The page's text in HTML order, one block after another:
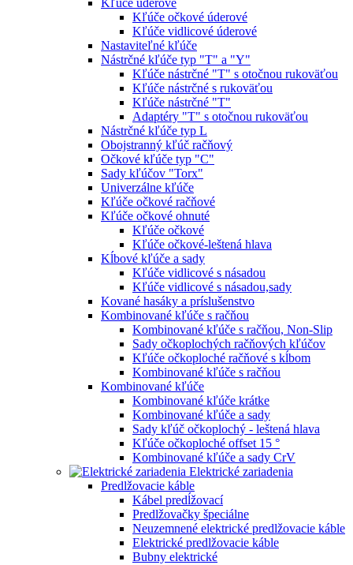
Kľúče očkové úderové
Kľúče vidlicové úderové
Nastaviteľné kľúče
Nástrčné kľúče typ "T" a "Y"
Kľúče nástrčné "T" s otočnou rukoväťou
Kľúče nástrčné s rukoväťou
Kľúče nástrčné "T"
Adaptéry "T" s otočnou rukoväťou
Nástrčné kľúče typ L
Obojstranný kľúč račňový
Očkové kľúče typ "C"
Sady kľúčov "Torx"
Univerzálne kľúče
Kľúče očkové račňové
Kľúče očkové ohnuté
Kľúče očkové
Kľúče očkové-leštená hlava
Kĺbové kľúče a sady
Kľúče vidlicové s násadou
Kľúče vidlicové s násadou,sady
Kované hasáky a príslušenstvo
Kombinované kľúče s račňou
Kombinované kľúče s račňou, Non-Slip
Sady očkoplochých račňových kľúčov
Kľúče očkoploché račňové s kĺbom
Kombinované kľúče s račňou
Kombinované kľúče
Kombinované kľúče krátke
Kombinované kľúče a sady
Sady kľúč očkoplochý - leštená hlava
Kľúče očkoploché offset 15 °
Kombinované kľúče a sady CrV
Elektrické zariadenia
Predlžovacie káble
Kábel predĺžovací
Predlžovačky špeciálne
Neuzemnené elektrické predlžovacie káble
Elektrické predlžovacie káble
Bubny elektrické